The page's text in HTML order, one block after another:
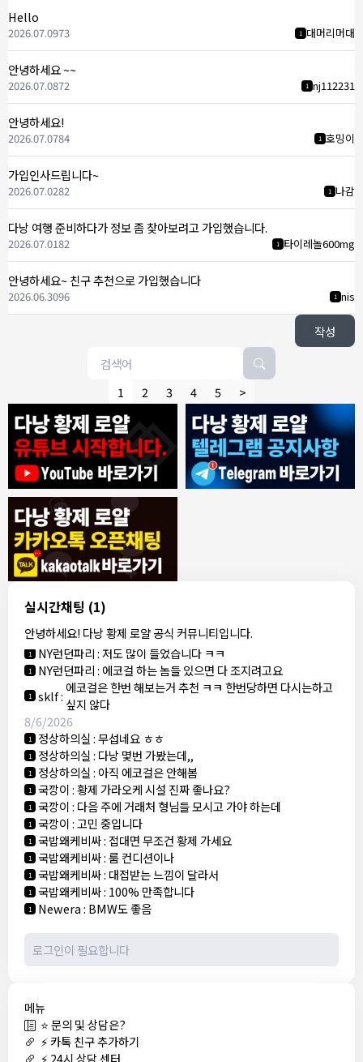
실시간채팅 (1)
안녕하세요! 다낭 황제 로얄 공식 커뮤니티입니다.
8/4/2026
1 모기한테물림:여기도 문의해보면 바로 알려줌
1 모기한테물림:정찰가보다 쌀수 없음
1 결혼안해:ㄹㅇ 팩트 ㅋㅋㅋㅋ
결혼안해:ㄹㅇ 팩트 ㅋㅋㅋㅋ
8/5/2026
NY런던파리 :다낭 에코걸 여기서 예약 가능한가요?
1 3군:에코걸 좀 조심 하는게 좋음
1 NY런던파리:저도 많이 들었습니다 ㅋㅋ
1 NY런던파리: 에코걸 하는 놈들 있으면 다 조지려고요
1 sklf: 에코걸은 한번 해보는거 추천 ㅋㅋ 한번당하면 다시는하고
싶지 않다
8/6/2026
1 정상하의실:무섭네요 ㅎㅎ
1 정상하의실: 다낭 몇번 가봤는데,,
1 정상하의실: 아직 에코걸은 안해봄
1 국깡이:황제 가라오케 시설 진짜 좋나요?
1 국깡이: 다음 주에 거래처 형님들 모시고 가야 하는데
1 국깡이:고민 중입니다
1 국밥왜케비싸: 접대면 무조건 황제 가세요
1 국밥왜케비싸:룸 컨디션이나
1 국밥왜케비싸: 대접받는 느낌이 달라서
1 국밥왜케비싸: 100% 만족합니다
1 Newera: BMW도 좋음
메뉴
⭐ 문의 및 상담은?
⚡ 카톡 친구 추가하기
⚡ 24시 상담 센터
Hello
1 대머리머대
2026.07.0973
안녕하세요 ~~
1 nj112231
2026.07.0872
안녕하세요!
1 호밍이
2026.07.0784
가입인사드립니다~
1 나감
2026.07.0282
다낭 여행 준비하다가 정보 좀 찾아보려고 가입했습니다.
1 타이레놀600mg
2026.07.0182
안녕하세요~ 친구 추천으로 가입했습니다
1 nis
2026.06.3096
작성
1 2 3 4 5 >